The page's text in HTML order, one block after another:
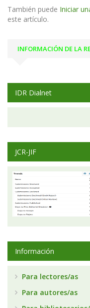
También puede Iniciar
este artículo.
INFORMACIÓN DE LA
IDR Dialnet
JCR-JIF
Información
Para lectores/as
Para autores/as